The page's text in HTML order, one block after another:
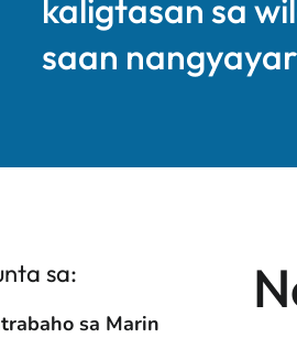
kaligtasan sa
saan
sa:
sa Marin